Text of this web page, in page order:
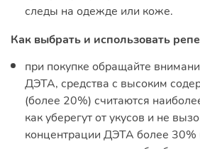
следы на одежде или коже.
Как выбрать и использовать
при покупке обращайте
ДЭТА, средства с высоким
(более 20%) считаются
как уберегут от укусов и не
концентрации ДЭТА более 30%